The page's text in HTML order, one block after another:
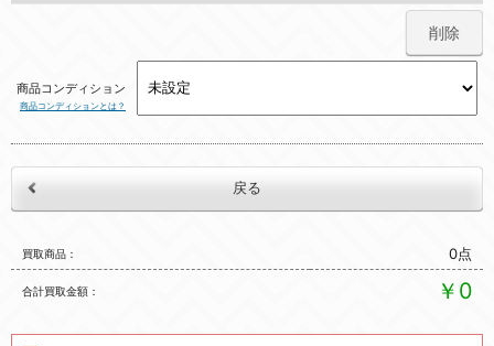
削除
商品コンディション
商品コンディションとは？
買取商品 0点
合計買取金額 ￥0